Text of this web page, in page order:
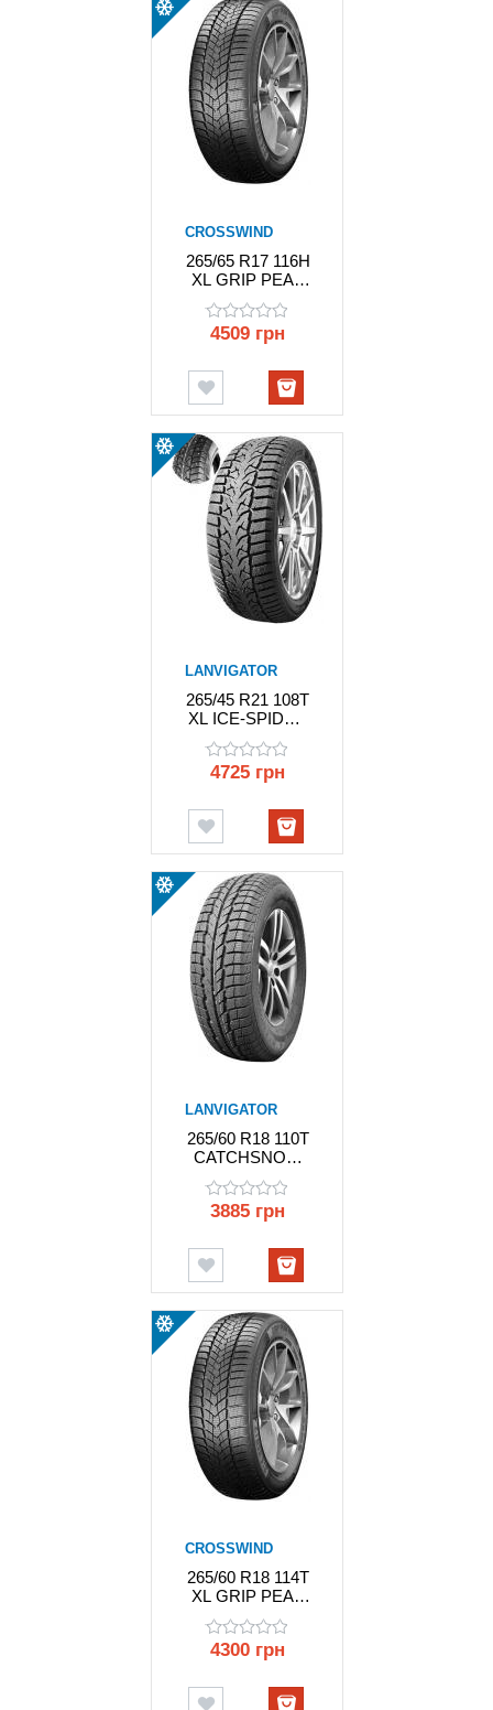
CROSSWIND
265/65 R17 116H
XL GRIP PEAK
WINTER
CROSSWIND
4509 грн
LANVIGATOR
265/45 R21 108T
XL ICE-SPIDER
II LANVIGATOR
4725 грн
LANVIGATOR
265/60 R18 110T
CATCHSNOW
LANVIGATOR
3885 грн
CROSSWIND
265/60 R18 114T
XL GRIP PEAK
WINTER
CROSSWIND
4300 грн